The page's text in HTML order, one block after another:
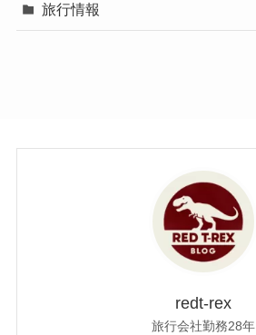
旅行情報
redt-rex
旅行会社勤務28年